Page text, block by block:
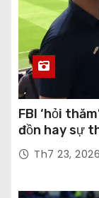
FBI ‘hỏi
đồn hay sự
Th7 23, 2026